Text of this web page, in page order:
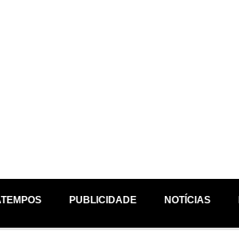
PUBLICIDADE NOTÍCIAS